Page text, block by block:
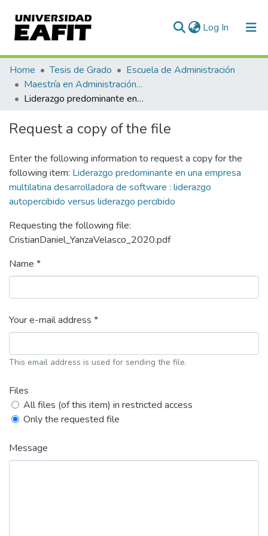
Log In (current)
Communities & Collections
All of DSpace
Home Tesis de Grado
Escuela de Administración
Maestría en Administración - MBA (tesis)
Liderazgo predominante en una empresa multilatina desarrolladora de software : liderazgo autopercibido versus liderazgo percibido
Request a copy of the file
Enter the following information to request a copy for the
following item: Liderazgo predominante en una empresa
multilatina desarrolladora de software : liderazgo
autopercibido versus liderazgo percibido
Requesting the following file:
CristianDaniel_YanzaVelasco_2020.pdf
Name *
Your e-mail address *
This email address is used for sending the file.
Files
All files (of this item) in restricted access
Only the requested file
Message